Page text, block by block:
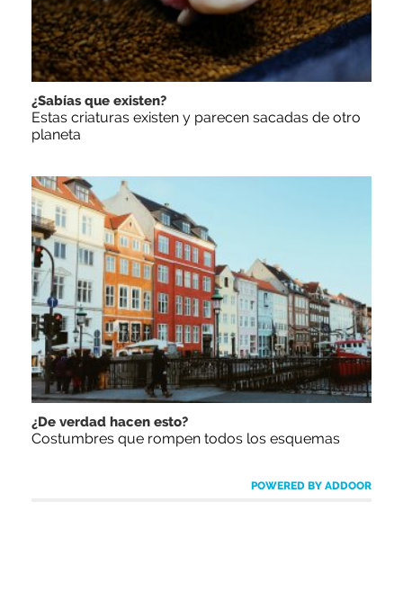
¿Sabías que existen?
Estas criaturas existen y parecen sacadas de otro
planeta
¿De verdad hacen esto?
Costumbres que rompen todos los esquemas
POWERED BY ADDOOR